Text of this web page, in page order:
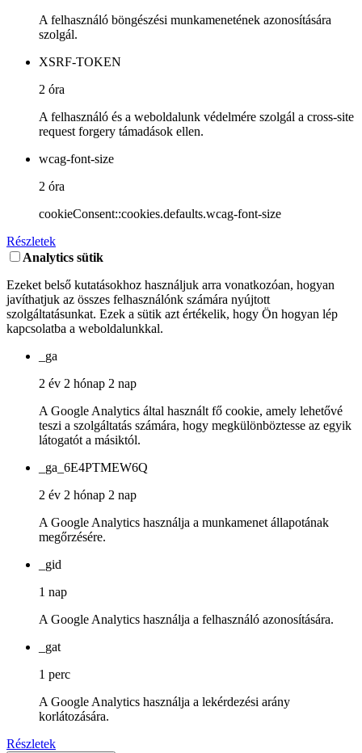
A felhasználó böngészési munkamenetének azonosítására
szolgál.
XSRF-TOKEN
2 óra
A felhasználó és a weboldalunk védelmére szolgál a cross-site
request forgery támadások ellen.
wcag-font-size
2 óra
cookieConsent::cookies.defaults.wcag-font-size
Részletek
Analytics sütik
Ezeket belső kutatásokhoz használjuk arra vonatkozóan, hogyan
javíthatjuk az összes felhasználónk számára nyújtott
szolgáltatásunkat. Ezek a sütik azt értékelik, hogy Ön hogyan lép
kapcsolatba a weboldalunkkal.
_ga
2 év 2 hónap 2 nap
A Google Analytics által használt fő cookie, amely lehetővé
teszi a szolgáltatás számára, hogy megkülönböztesse az egyik
látogatót a másiktól.
_ga_6E4PTMEW6Q
2 év 2 hónap 2 nap
A Google Analytics használja a munkamenet állapotának
megőrzésére.
_gid
1 nap
A Google Analytics használja a felhasználó azonosítására.
_gat
1 perc
A Google Analytics használja a lekérdezési arány
korlátozására.
Részletek